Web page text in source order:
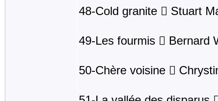
48-Cold granite  Stuart
49-Les fourmis  Bernard
50-Chère voisine 